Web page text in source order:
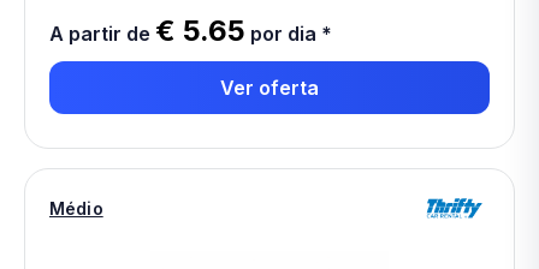
A partir de € 5.65 por dia *
Ver oferta
Médio